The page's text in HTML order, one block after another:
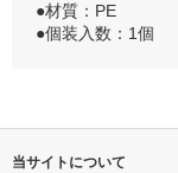
●材質：PE
●個装入数：1個
当サイトについて